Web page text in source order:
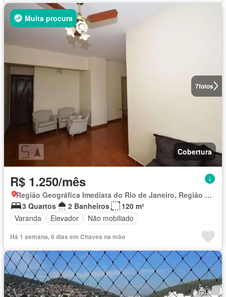
7fotos
Muita procura
Cobertura
R$ 1.250/mês
Região Geográfica Imediata do Rio de Janeiro, Região Metropolitana do Rio de Janeiro
3 Quartos
2 Banheiros
120 m²
Varanda
Elevador Não mobiliado
Há 1 semana, 6 dias em Chaves na mão